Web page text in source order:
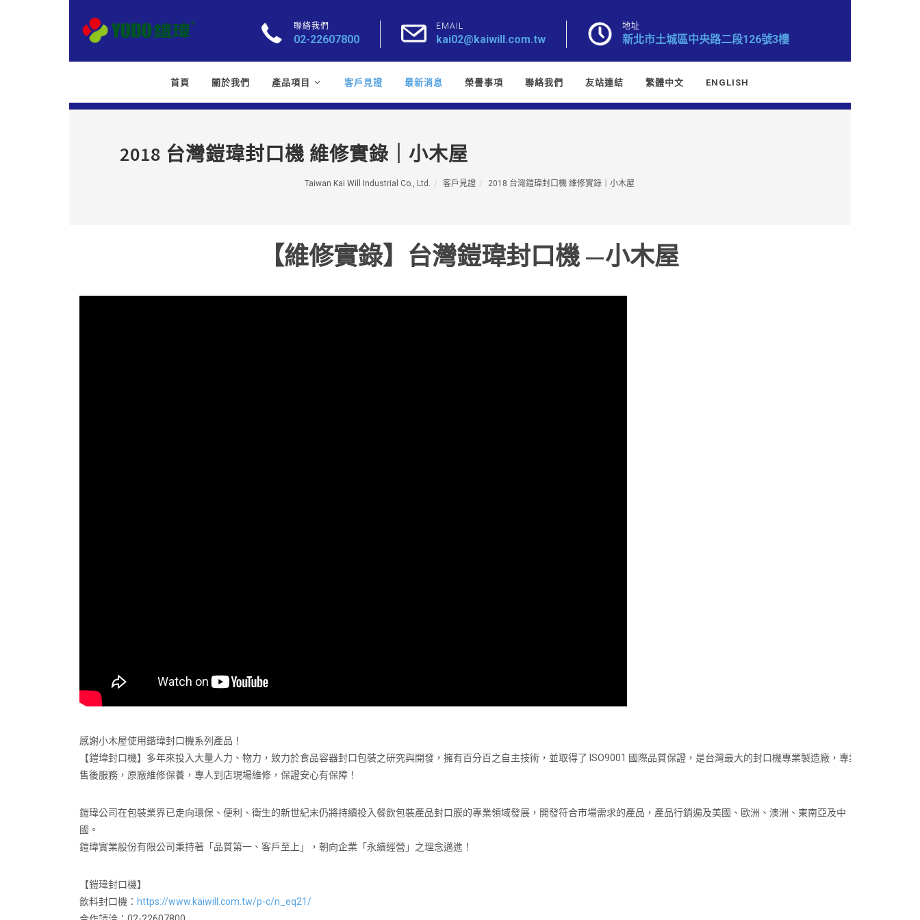
聯絡我們
02-22607800
EMAIL
kai02@kaiwill.com.tw
地址
新北市土城區中央路二段126號3樓
首頁 關於我們 產品項目 客戶見證 最新消息 榮譽事項 聯絡我們 友站連結 繁體中文 ENGLISH
2018 台灣鎧瑋封口機 維修實錄｜小木屋
Taiwan Kai Will Industrial Co., Ltd. 客戶見證 2018 台灣鎧瑋封口機 維修實錄｜小木屋
【維修實錄】台灣鎧瑋封口機 —小木屋
感謝小木屋使用鍇瑋封口機系列產品！
【鎧瑋封口機】多年來投入大量人力、物力，致力於食品容器封口包裝之研究與開發，擁有百分百之自主技術，並取得了 ISO9001 國際品質保證，是台灣最大的封口機專業製造廠，專業
售後服務，原廠維修保養，專人到店現場維修，保證安心有保障！
鎧瑋公司在包裝業界已走向環保、便利、衛生的新世紀末仍將持續投入餐飲包裝產品封口膜的專業領域發展，開發符合市場需求的產品，產品行銷遍及美國、歐洲、澳洲、東南亞及中
國。
鎧瑋實業股份有限公司秉持著「品質第一、客戶至上」，朝向企業「永續經營」之理念邁進！
【鎧瑋封口機】
飲料封口機： https://www.kaiwill.com.tw/p-c/n_eq21/